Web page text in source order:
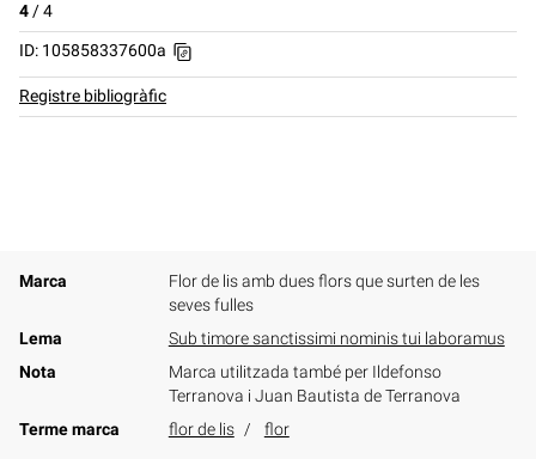
4/4
ID: 105858337600a
Registre bibliogràfic
Marca
Flor de lis amb dues flors que surten de les
seves fulles
Lema
Sub timore sanctissimi nominis tui laboramus
Nota
Marca utilitzada també per Ildefonso
Terranova i Juan Bautista de Terranova
Terme marca
flor de lis flor